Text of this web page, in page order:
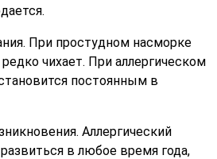
При простудном насморке
чихает. При аллергическом
постоянным в
Аллергический
в любое время года,